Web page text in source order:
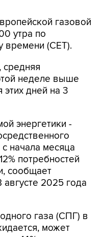
времени (CET).
средняя
дней на 3
энергетики -
начала месяца
потребностей
сообщает
2025 года
газа (СПГ) в
на 14% ниже, чем